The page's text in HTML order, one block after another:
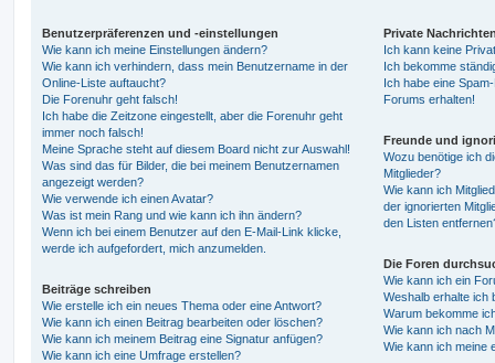
Benutzerpräferenzen und -einstellungen
Wie kann ich meine Einstellungen ändern?
Wie kann ich verhindern, dass mein Benutzername in der
Online-Liste auftaucht?
Die Forenuhr geht falsch!
Ich habe die Zeitzone eingestellt, aber die Forenuhr geht
immer noch falsch!
Meine Sprache steht auf diesem Board nicht zur Auswahl!
Was sind das für Bilder, die bei meinem Benutzernamen
angezeigt werden?
Wie verwende ich einen Avatar?
Was ist mein Rang und wie kann ich ihn ändern?
Wenn ich bei einem Benutzer auf den E-Mail-Link klicke,
werde ich aufgefordert, mich anzumelden.
Beiträge schreiben
Wie erstelle ich ein neues Thema oder eine Antwort?
Wie kann ich einen Beitrag bearbeiten oder löschen?
Wie kann ich meinem Beitrag eine Signatur anfügen?
Wie kann ich eine Umfrage erstellen?
Private
Ich kann keine
Ich bekomme
Ich habe eine
Forums erhalten!
Freunde und
Wozu benötige ich
Mitglieder?
Wie kann ich
der ignorierten
den Listen
Die Foren
Wie kann ich ein
Weshalb erhalte ich
Warum bekomme
Wie kann ich nach
Wie kann ich meine